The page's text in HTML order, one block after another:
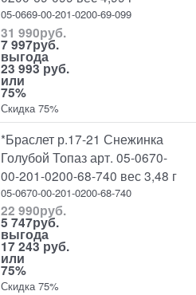
05-0669-00-201-0200-69-099
31 990руб.
7 997руб.
выгода
23 993 руб.
или
75%
Скидка 75%
*Браслет р.17-21 Снежинка
Голубой Топаз арт. 05-0670-
00-201-0200-68-740 вес 3,48 г
05-0670-00-201-0200-68-740
22 990руб.
5 747руб.
выгода
17 243 руб.
или
75%
Скидка 75%